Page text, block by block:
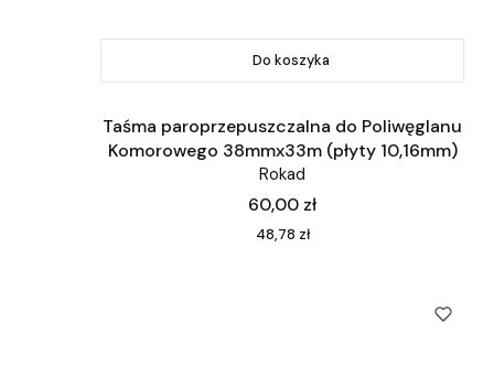
Do koszyka
Taśma paroprzepuszczalna do Poliwęglanu
Komorowego 38mmx33m (płyty 10,16mm)
Rokad
Cena
60,00 zł
Cena
48,78 zł